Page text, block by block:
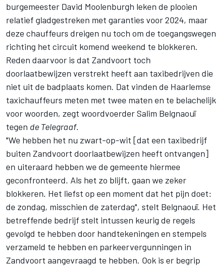
burgemeester David Moolenburgh leken de plooien
relatief gladgestreken met garanties voor 2024, maar
deze chauffeurs dreigen nu toch om de toegangswegen
richting het circuit komend weekend te blokkeren.
Reden daarvoor is dat Zandvoort toch
doorlaatbewijzen verstrekt heeft aan taxibedrijven die
niet uit de badplaats komen. Dat vinden de Haarlemse
taxichauffeurs meten met twee maten en te belachelijk
voor woorden, zegt woordvoerder Salim Belgnaouï
tegen de Telegraaf.
"We hebben het nu zwart-op-wit [dat een taxibedrijf
buiten Zandvoort doorlaatbewijzen heeft ontvangen]
en uiteraard hebben we de gemeente hiermee
geconfronteerd. Als het zo blijft, gaan we zeker
blokkeren. Het liefst op een moment dat het pijn doet:
de zondag, misschien de zaterdag", stelt Belgnaouï. Het
betreffende bedrijf stelt intussen keurig de regels
gevolgd te hebben door handtekeningen en stempels
verzameld te hebben en parkeervergunningen in
Zandvoort aangevraagd te hebben. Ook is er begrip